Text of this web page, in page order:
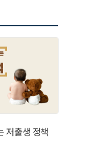
저출생 정책